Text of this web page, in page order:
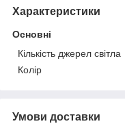
Характеристики
Основні
Кількість джерел світла
Колір
Умови доставки